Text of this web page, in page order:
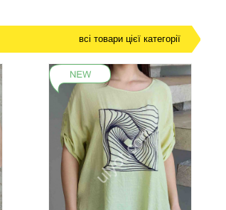
всі товари цієї категорії